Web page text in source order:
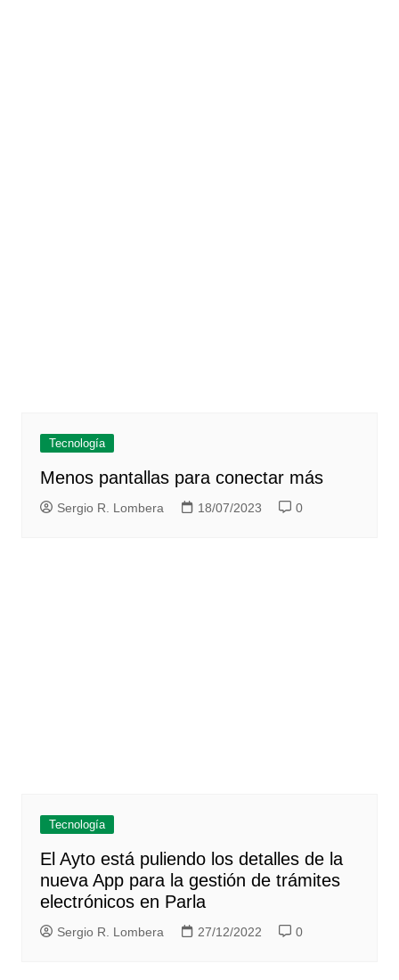
Tecnología
Menos pantallas para conectar más
Sergio R. Lombera 18/07/2023 0
Tecnología
El Ayto está puliendo los detalles de la
nueva App para la gestión de trámites
electrónicos en Parla
Sergio R. Lombera 27/12/2022 0